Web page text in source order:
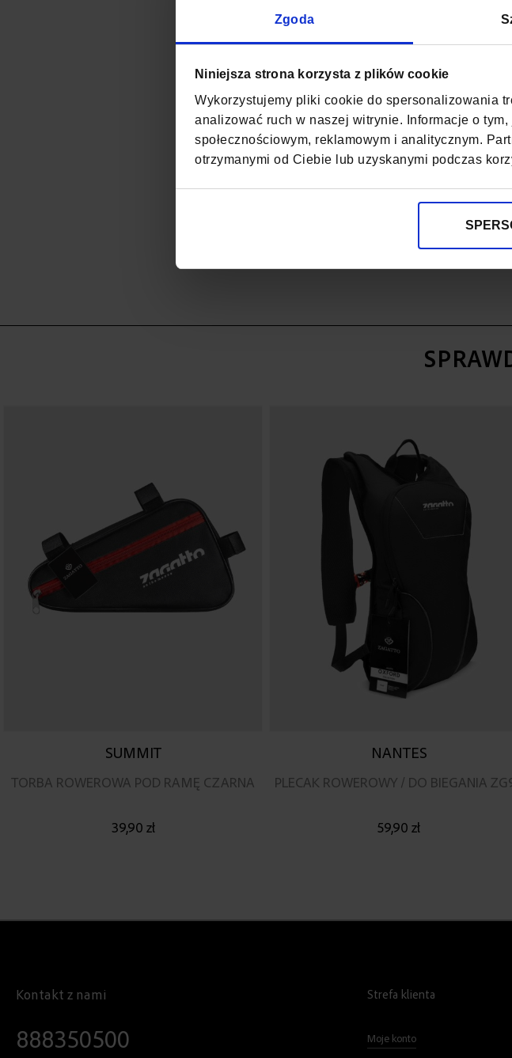
Zgoda
Niniejsza strona korzysta z plików cookie
Wykorzystujemy pliki cookie do spersonalizowania
analizować ruch w naszej witrynie. Informacje o
społecznościowym, reklamowym i analitycznym.
otrzymanymi od Ciebie lub uzyskanymi podczas
SUMMIT
TORBA ROWEROWA POD RAMĘ CZARNA
39,90 zł
NANTES
PLECAK ROWEROWY / DO BIEGANIA
59,90 zł
Kontakt z nami
888350500
Strefa klienta
Moje konto